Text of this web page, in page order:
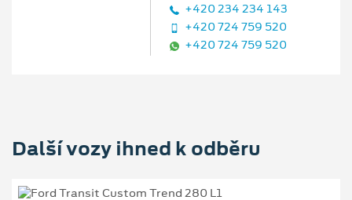
+420 234 234 143
+420 724 759 520
+420 724 759 520
Další vozy ihned k odběru